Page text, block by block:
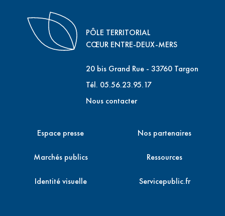
PÔLE TERRITORIAL
CŒUR ENTRE-DEUX-MERS
20 bis Grand Rue - 33760 Targon
Tél. 05.56.23.95.17
Nous contacter
Espace presse
Marchés publics
Identité visuelle
Nos partenaires
Ressources
Servicepublic.fr